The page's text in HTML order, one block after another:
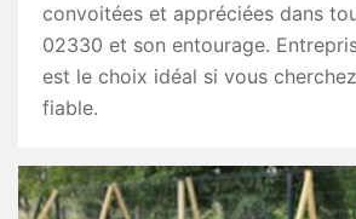
convoitées et appréciées dans
02330 et son entourage.
est le choix idéal si vous
fiable.